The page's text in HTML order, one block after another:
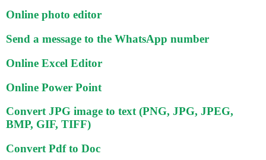
Online photo editor
Send a message to the WhatsApp number
Online Excel Editor
Online Power Point
Convert JPG image to text (PNG, JPG, JPEG,
BMP, GIF, TIFF)
Convert Pdf to Doc